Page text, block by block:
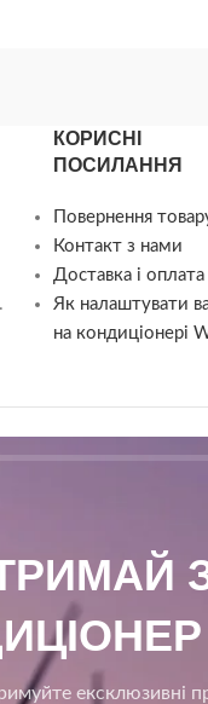
КОРИСНІ
ПОСИЛАННЯ
Повернення
Контакт з нами
Доставка і оплата
Як налаштувати
на кондиціонері
ексклюзивні